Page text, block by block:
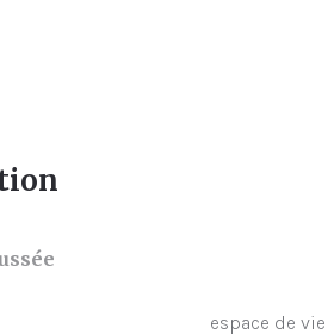
espace de vie